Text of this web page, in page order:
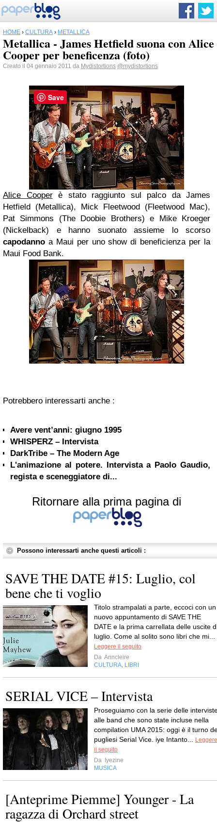
HOME › CULTURA › METALLICA
Metallica - James Hetfield suona con Alice
Cooper per beneficenza (foto)
Creato il 04 gennaio 2011 da Mydistortions @mydistortions
Alice Cooperè stato raggiunto sul palco da James
Hetfield (Metallica), Mick Fleetwood (Fleetwood Mac),
Pat Simmons (The Doobie Brothers) e Mike Kroeger
(Nickelback) e hanno suonato assieme lo scorso
capodanno a Maui per uno show di beneficienza per la
Maui Food Bank.
Potrebbero interessarti anche :
Avere vent’anni: giugno 1995
WHISPERZ – Intervista
DarkTribe – The Modern Age
L'animazione al potere. Intervista a Paolo Gaudio,
regista e sceneggiatore di...
Ritornare alla prima pagina di
Possono interessarti anche questi articoli :
SAVE THE DATE #15: Luglio, col
bene che ti voglio
Titolo strampalati a parte, eccoci con un
nuovo appuntamento di SAVE THE
DATE e la prima carrellata delle uscite
luglio. Come al solito sono libri che mi...
Leggere il seguito
Da Anncleire
CULTURA LIBRI
SERIAL VICE – Intervista
Proseguiamo con la serie delle
alle band che sono state incluse nella
compilation UMA 2015: oggi è il turno
pugliesi Serial Vice. iye Intanto...
Leggere
il seguito
Da
Iyezine
MUSICA
[Anteprime Piemme] Younger - La
ragazza di Orchard street
Save